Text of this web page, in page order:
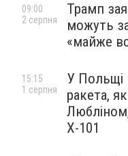
Трамп
можуть
«майже
09:00
2 серпня
У Польщі
ракета,
Х-101
15:15
1 серпня